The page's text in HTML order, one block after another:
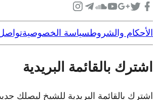
الأحكام والشروطسياسة الخصوصية
اشترك بالقائمة البريدية
اشترك بالقائمة البريدية للشيخ ليصلك